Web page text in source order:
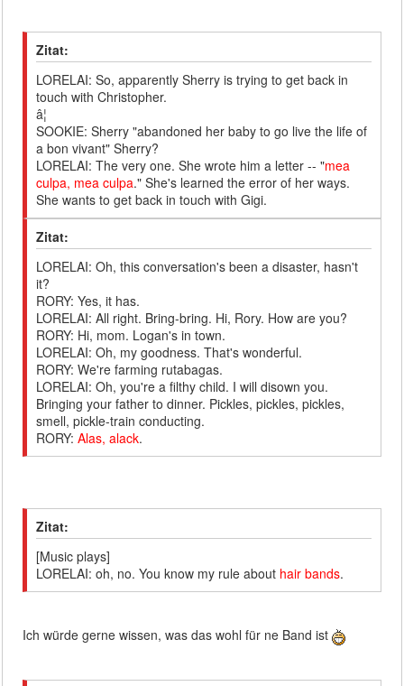
Zitat:
LORELAI: So, apparently Sherry is trying to get back in
touch with Christopher.
â¦
SOOKIE: Sherry "abandoned her baby to go live the life of
a bon vivant" Sherry?
LORELAI: The very one. She wrote him a letter -- "mea
culpa, mea culpa." She's learned the error of her ways.
She wants to get back in touch with Gigi.
Zitat:
LORELAI: Oh, this conversation's been a disaster, hasn't
it?
RORY: Yes, it has.
LORELAI: All right. Bring-bring. Hi, Rory. How are you?
RORY: Hi, mom. Logan's in town.
LORELAI: Oh, my goodness. That's wonderful.
RORY: We're farming rutabagas.
LORELAI: Oh, you're a filthy child. I will disown you.
Bringing your father to dinner. Pickles, pickles, pickles,
smell, pickle-train conducting.
RORY:Alas, alack.
Zitat:
[Music plays]
LORELAI: oh, no. You know my rule about hair bands.
Ich würde gerne wissen, was das wohl für ne Band ist